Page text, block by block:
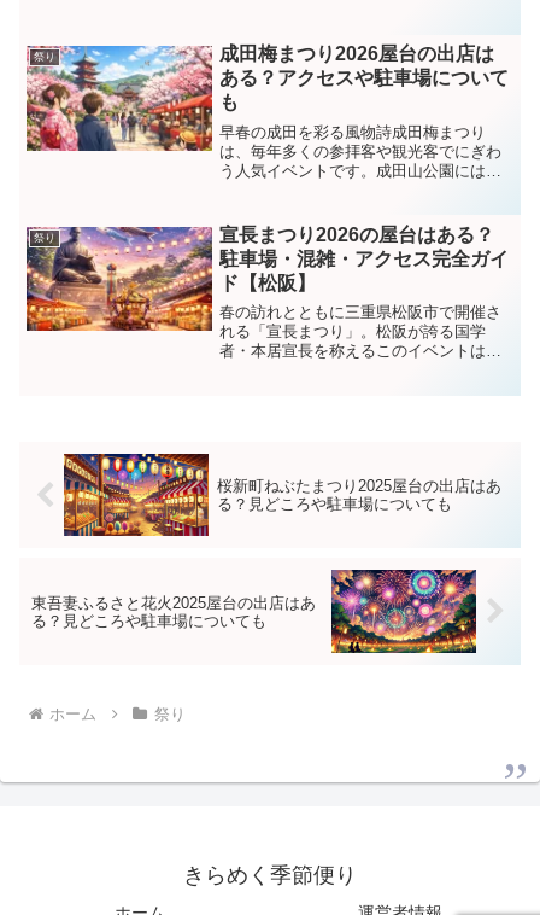
ます。ただし来場者は200万人規模とも言
われるため、「屋台は...
祭り
成田梅まつり2026屋台の出店は
ある？アクセスや駐車場について
も
早春の成田を彩る風物詩成田梅まつり
は、毎年多くの参拝客や観光客でにぎわ
う人気イベントです。成田山公園には紅
られます。2026年も例年どおり梅の見頃
にあわせて開催が予...
祭り
宣長まつり2026の屋台はある？
駐車場・混雑・アクセス完全ガイ
ド【松阪】
春の訪れとともに三重県松阪市で開催さ
れる「宣長まつり」。松阪が誇る国学
者・本居宣長を称えるこのイベントは、
桜新町ねぶたまつり2025屋台の出店はあ
る？見どころや駐車場についても
東吾妻ふるさと花火2025屋台の出店はあ
る？見どころや駐車場についても
ホーム 祭り
きらめく季節便り